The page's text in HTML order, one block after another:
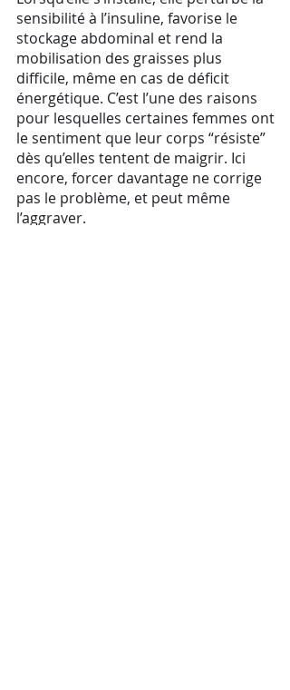
sensibilité à l’insuline, favorise le
stockage abdominal et rend la
mobilisation des graisses plus
difficile, même en cas de déficit
énergétique. C’est l’une des raisons
pour lesquelles certaines femmes ont
le sentiment que leur corps “résiste”
dès qu’elles tentent de maigrir. Ici
encore, forcer davantage ne corrige
pas le problème, et peut même
l’aggraver.